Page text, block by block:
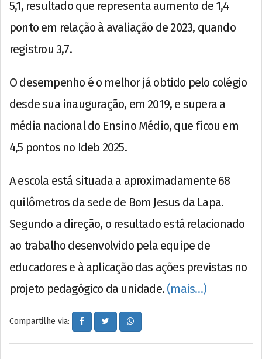
5,1, resultado que representa aumento de 1,4
ponto em relação à avaliação de 2023, quando
registrou 3,7.
O desempenho é o melhor já obtido pelo colégio
desde sua inauguração, em 2019, e supera a
média nacional do Ensino Médio, que ficou em
4,5 pontos no Ideb 2025.
A escola está situada a aproximadamente 68
quilômetros da sede de Bom Jesus da Lapa.
Segundo a direção, o resultado está relacionado
ao trabalho desenvolvido pela equipe de
educadores e à aplicação das ações previstas no
projeto pedagógico da unidade. (mais…)
Compartilhe via: